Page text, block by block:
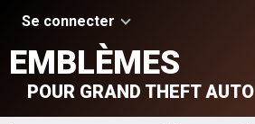
Se connecter
EMBLÈMES
POUR GRAND THEFT AUTO